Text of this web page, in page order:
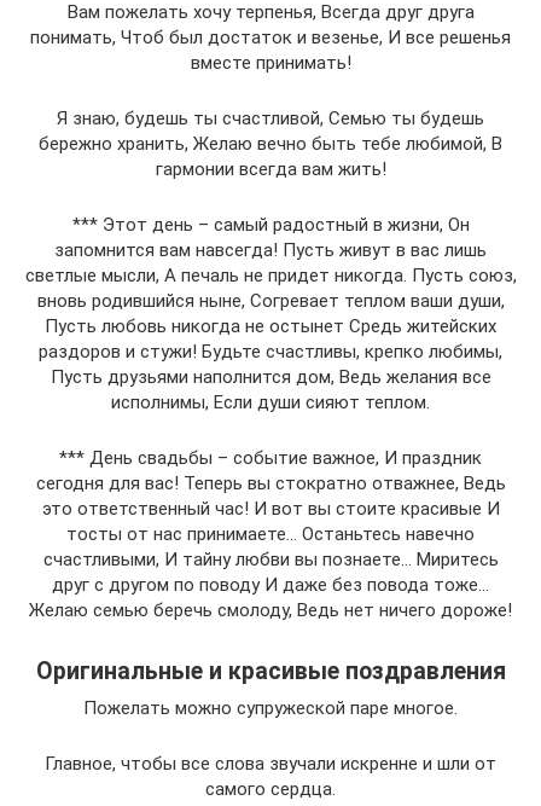
Вам пожелать хочу терпенья, Всегда друг друга
понимать, Чтоб был достаток и везенье, И все решенья
вместе принимать!
Я знаю, будешь ты счастливой, Семью ты будешь
бережно хранить, Желаю вечно быть тебе любимой, В
гармонии всегда вам жить!
*** Этот день – самый радостный в жизни, Он
запомнится вам навсегда! Пусть живут в вас лишь
светлые мысли, А печаль не придет никогда. Пусть союз,
вновь родившийся ныне, Согревает теплом ваши души,
Пусть любовь никогда не остынет Средь житейских
раздоров и стужи! Будьте счастливы, крепко любимы,
Пусть друзьями наполнится дом, Ведь желания все
исполнимы, Если души сияют теплом.
*** День свадьбы – событие важное, И праздник
сегодня для вас! Теперь вы стократно отважнее, Ведь
это ответственный час! И вот вы стоите красивые И
тосты от нас принимаете… Останьтесь навечно
счастливыми, И тайну любви вы познаете… Миритесь
друг с другом по поводу И даже без повода тоже…
Желаю семью беречь смолоду, Ведь нет ничего дороже!
Оригинальные и красивые поздравления
Пожелать можно супружеской паре многое.
Главное, чтобы все слова звучали искренне и шли от
самого сердца.